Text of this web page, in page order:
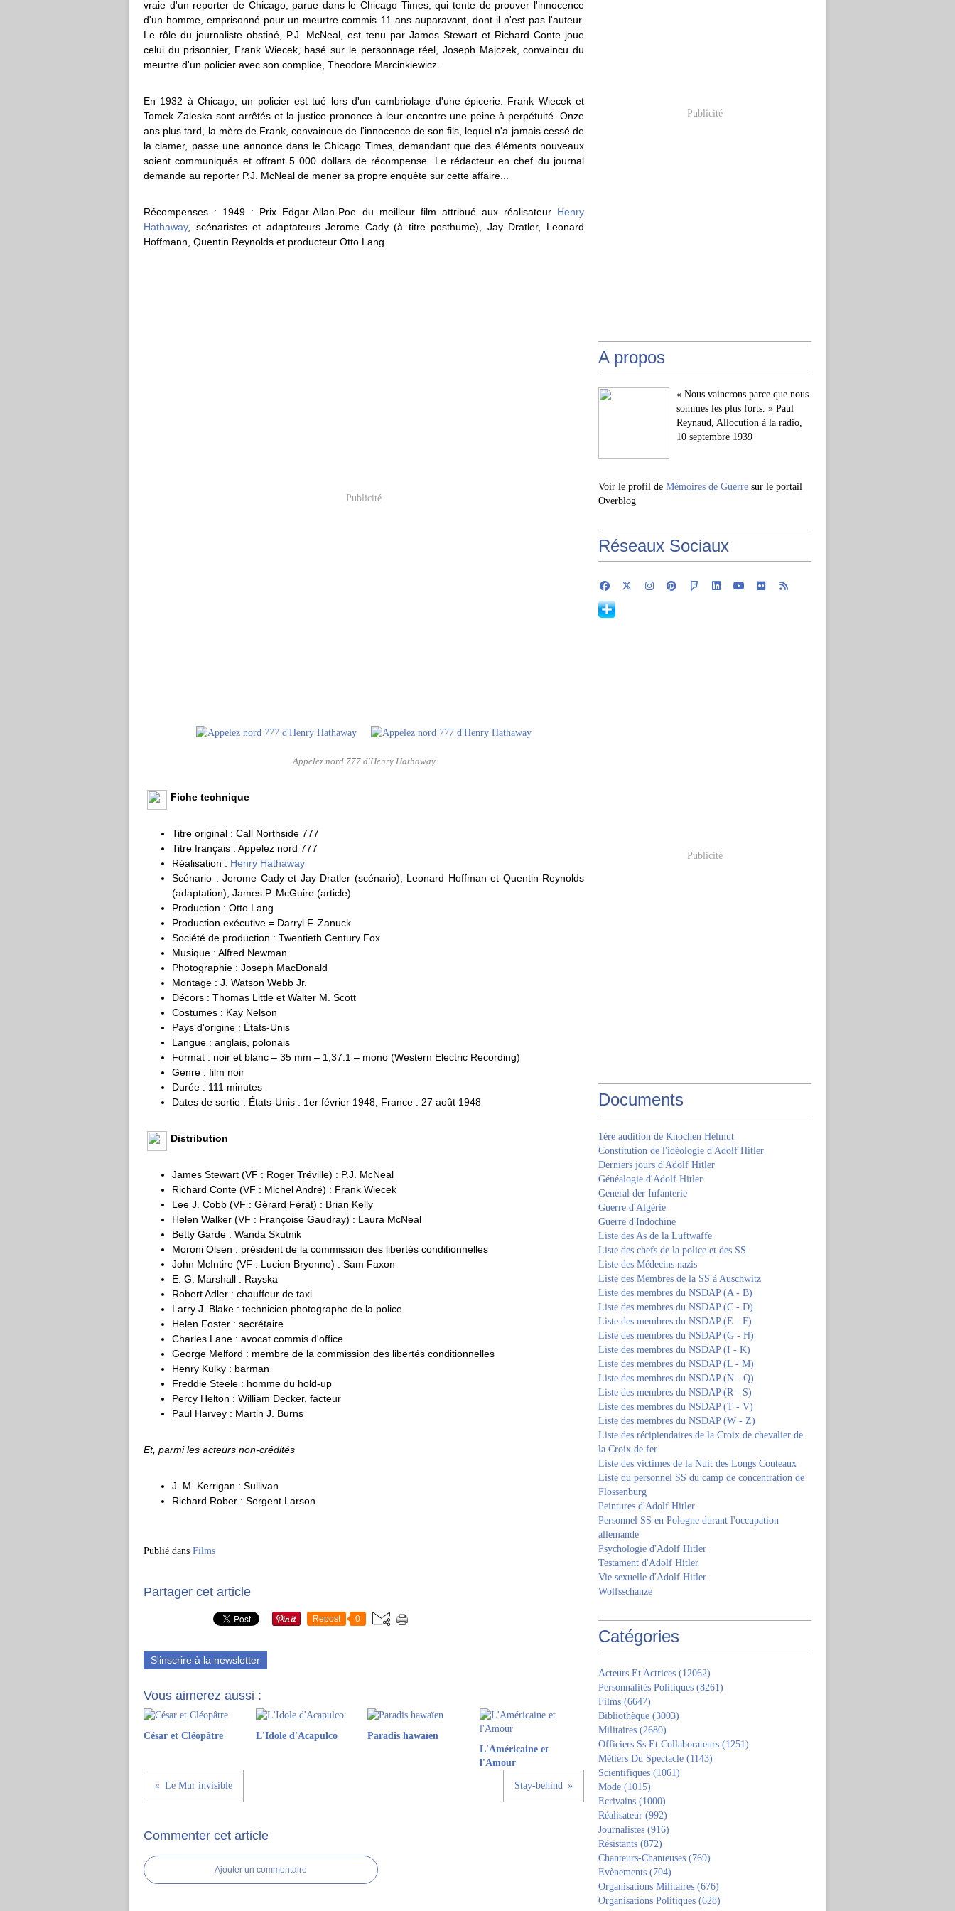
vraie d'un reporter de Chicago, parue dans le Chicago Times, qui tente de prouver l'innocence
d'un homme, emprisonné pour un meurtre commis 11 ans auparavant, dont il n'est pas l'auteur.
Le rôle du journaliste obstiné, P.J. McNeal, est tenu par James Stewart et Richard Conte joue
celui du prisonnier, Frank Wiecek, basé sur le personnage réel, Joseph Majczek, convaincu du
meurtre d'un policier avec son complice, Theodore Marcinkiewicz.
En 1932 à Chicago, un policier est tué lors d'un cambriolage d'une épicerie. Frank Wiecek et
Tomek Zaleska sont arrêtés et la justice prononce à leur encontre une peine à perpétuité. Onze
ans plus tard, la mère de Frank, convaincue de l'innocence de son fils, lequel n'a jamais cessé de
la clamer, passe une annonce dans le Chicago Times, demandant que des éléments nouveaux
soient communiqués et offrant 5 000 dollars de récompense. Le rédacteur en chef du journal
demande au reporter P.J. McNeal de mener sa propre enquête sur cette affaire...
Récompenses : 1949 : Prix Edgar-Allan-Poe du meilleur film attribué aux réalisateur Henry
Hathaway, scénaristes et adaptateurs Jerome Cady (à titre posthume), Jay Dratler, Leonard
Hoffmann, Quentin Reynolds et producteur Otto Lang.
Publicité
Appelez nord 777 d'Henry Hathaway
Fiche technique
Titre original : Call Northside 777
Titre français : Appelez nord 777
Réalisation : Henry Hathaway
Scénario : Jerome Cady et Jay Dratler (scénario), Leonard Hoffman et Quentin Reynolds
(adaptation), James P. McGuire (article)
Production : Otto Lang
Production exécutive = Darryl F. Zanuck
Société de production : Twentieth Century Fox
Musique : Alfred Newman
Photographie : Joseph MacDonald
Montage : J. Watson Webb Jr.
Décors : Thomas Little et Walter M. Scott
Costumes : Kay Nelson
Pays d'origine : États-Unis
Langue : anglais, polonais
Format : noir et blanc – 35 mm – 1,37:1 – mono (Western Electric Recording)
Genre : film noir
Durée : 111 minutes
Dates de sortie : États-Unis : 1er février 1948, France : 27 août 1948
Distribution
James Stewart (VF : Roger Tréville) : P.J. McNeal
Richard Conte (VF : Michel André) : Frank Wiecek
Lee J. Cobb (VF : Gérard Férat) : Brian Kelly
Helen Walker (VF : Françoise Gaudray) : Laura McNeal
Betty Garde : Wanda Skutnik
Moroni Olsen : président de la commission des libertés conditionnelles
John McIntire (VF : Lucien Bryonne) : Sam Faxon
E. G. Marshall : Rayska
Robert Adler : chauffeur de taxi
Larry J. Blake : technicien photographe de la police
Helen Foster : secrétaire
Charles Lane : avocat commis d'office
George Melford : membre de la commission des libertés conditionnelles
Henry Kulky : barman
Freddie Steele : homme du hold-up
Percy Helton : William Decker, facteur
Paul Harvey : Martin J. Burns
Et, parmi les acteurs non-crédités
J. M. Kerrigan : Sullivan
Richard Rober : Sergent Larson
Publié dans Films
Partager cet article
Repost 0
S'inscrire à la newsletter
Vous aimerez aussi :
César et Cléopâtre L'Idole d'Acapulco
Paradis hawaïen
L'Américaine et
l'Amour
Le Mur invisible Stay-behind
Commenter cet article
Ajouter un commentaire
Publicité
A propos
« Nous vaincrons parce que nous
sommes les plus forts. » Paul
Reynaud, Allocution à la radio,
10 septembre 1939
Voir le profil de Mémoires de Guerre sur le portail
Overblog
Réseaux Sociaux
Publicité
Documents
1ère audition de Knochen Helmut
Constitution de l'idéologie d'Adolf Hitler
Derniers jours d'Adolf Hitler
Généalogie d'Adolf Hitler
General der Infanterie
Guerre d'Algérie
Guerre d'Indochine
Liste des As de la Luftwaffe
Liste des chefs de la police et des SS
Liste des Médecins nazis
Liste des Membres de la SS à Auschwitz
Liste des membres du NSDAP (A - B)
Liste des membres du NSDAP (C - D)
Liste des membres du NSDAP (E - F)
Liste des membres du NSDAP (G - H)
Liste des membres du NSDAP (I - K)
Liste des membres du NSDAP (L - M)
Liste des membres du NSDAP (N - Q)
Liste des membres du NSDAP (R - S)
Liste des membres du NSDAP (T - V)
Liste des membres du NSDAP (W - Z)
Liste des récipiendaires de la Croix de chevalier de
la Croix de fer
Liste des victimes de la Nuit des Longs Couteaux
Liste du personnel SS du camp de concentration de
Flossenburg
Peintures d'Adolf Hitler
Personnel SS en Pologne durant l'occupation
allemande
Psychologie d'Adolf Hitler
Testament d'Adolf Hitler
Vie sexuelle d'Adolf Hitler
Wolfsschanze
Catégories
Acteurs Et Actrices (12062)
Personnalités Politiques (8261)
Films (6647)
Bibliothèque (3003)
Militaires (2680)
Officiers Ss Et Collaborateurs (1251)
Métiers Du Spectacle (1143)
Scientifiques (1061)
Mode (1015)
Ecrivains (1000)
Réalisateur (992)
Journalistes (916)
Résistants (872)
Chanteurs-Chanteuses (769)
Evènements (704)
Organisations Militaires (676)
Organisations Politiques (628)